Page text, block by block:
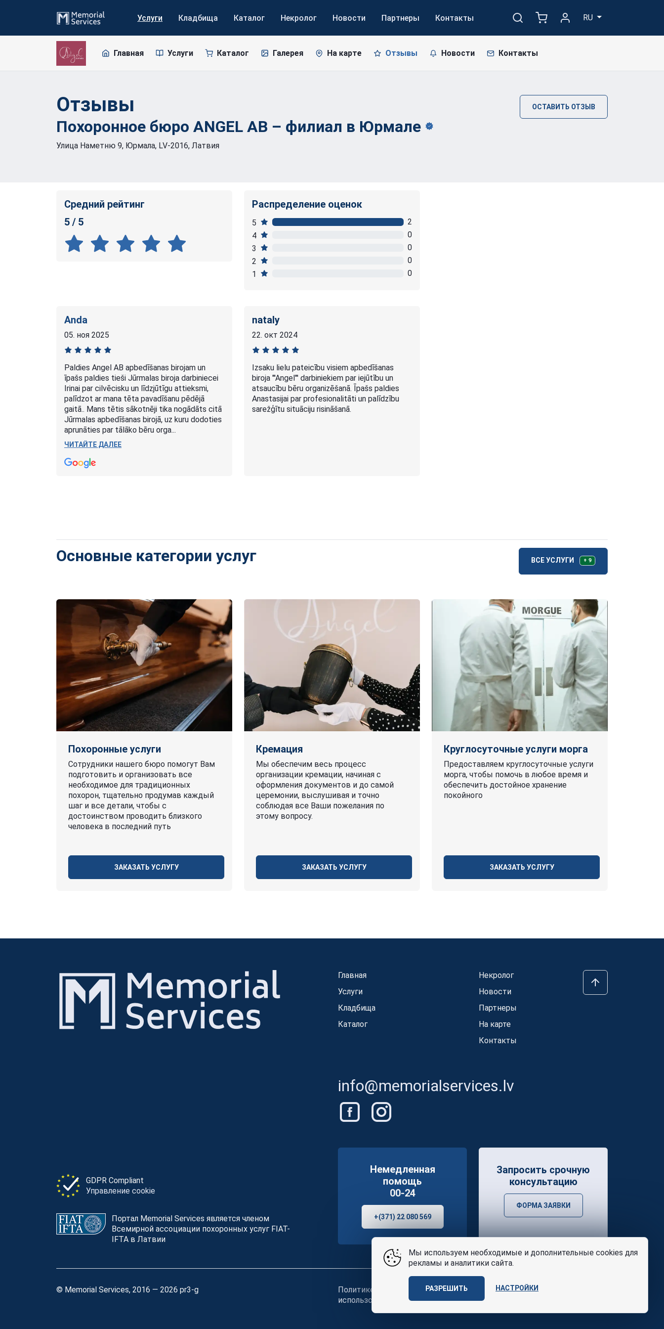
Услуги Кладбища Каталог Некролог Новости Партнеры Контакты RU
Главная Услуги Каталог Галерея На карте Отзывы Новости Контакты
Отзывы
Похоронное бюро ANGEL AB – филиал в Юрмале
Улица Наметню 9, Юрмала, LV-2016, Латвия
ОСТАВИТЬ ОТЗЫВ
Средний рейтинг
5 / 5
Распределение оценок
5
2
4
0
3
0
2
0
1
0
Anda
05. ноя 2025
Paldies Angel AB apbedīšanas birojam un
īpašs paldies tieši Jūrmalas biroja darbiniecei
Irinai par cilvēcisku un līdzjūtīgu attieksmi,
palīdzot ar mana tēta pavadīšanu pēdējā
gaitā.. Mans tētis sākotnēji tika nogādāts citā
Jūrmalas apbedīšanas birojā, uz kuru dodoties
aprunāties par tālāko bēru orga...
ЧИТАЙТЕ ДАЛЕЕ
nataly
22. окт 2024
Izsaku lielu pateicību visiem apbedīšanas
biroja "'Angel"' darbiniekiem par iejūtību un
atsaucību bēru organizēšanā. Īpašs paldies
Anastasijai par profesionalitāti un palīdzību
sarežģītu situāciju risināšanā.
Основные категории услуг ВСЕ УСЛУГИ + 9
Похоронные услуги
Сотрудники нашего бюро помогут Вам
подготовить и организовать все
необходимое для традиционных
похорон, тщательно продумав каждый
шаг и все детали, чтобы с
достоинством проводить близкого
человека в последний путь
ЗАКАЗАТЬ УСЛУГУ
Кремация
Мы обеспечим весь процесс
организации кремации, начиная с
оформления документов и до самой
церемонии, выслушивая и точно
соблюдая все Ваши пожелания по
этому вопросу.
ЗАКАЗАТЬ УСЛУГУ
Круглосуточные услуги морга
Предоставляем круглосуточные услуги
морга, чтобы помочь в любое время и
обеспечить достойное хранение
покойного
ЗАКАЗАТЬ УСЛУГУ
Главная
Услуги
Кладбища
Каталог
Некролог
Новости
Партнеры
На карте
Контакты
info@memorialservices.lv
GDPR Compliant
Управление cookie
Портал Memorial Services является членом
Всемирной ассоциации похоронных услуг FIAT-
IFTA в Латвии
Немедленная
помощь
00-24
+(371) 22 080 569
Запросить срочную
консультацию
ФОРМА ЗАЯВКИ
© Memorial Services, 2016 — 2026 pr3-g Политике конфиденциальности иусловия
использования
Design
Мы используем необходимые и дополнительные cookies для
рекламы и аналитики сайта.
РАЗРЕШИТЬ НАСТРОЙКИ